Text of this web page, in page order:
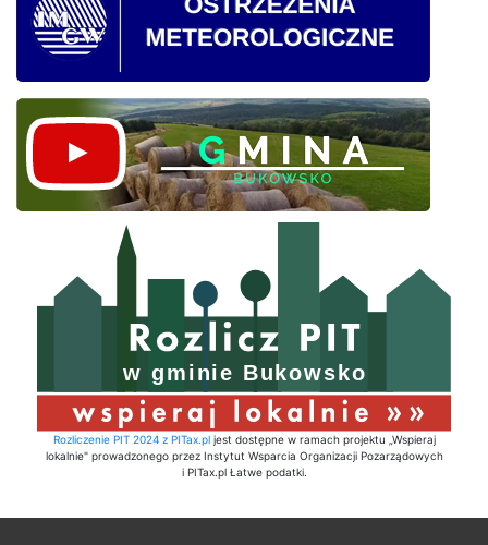
Rozliczenie PIT 2024 z PITax.pljest dostępne w ramach projektu „Wspieraj
lokalnie" prowadzonego przez Instytut Wsparcia Organizacji Pozarządowych
i PITax.pl Łatwe podatki.